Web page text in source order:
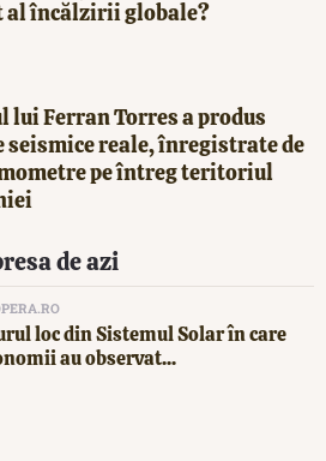
al încălzirii globale?
lui Ferran Torres a produs
seismice reale, înregistrate de
pe întreg teritoriul
de azi
loc din Sistemul Solar în care
au observat...